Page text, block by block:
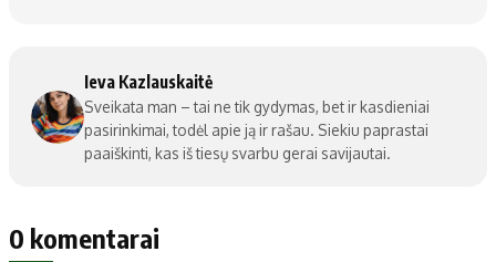
Ieva Kazlauskaitė
Sveikata man – tai ne tik gydymas, bet ir kasdieniai
pasirinkimai, todėl apie ją ir rašau. Siekiu paprastai
paaiškinti, kas iš tiesų svarbu gerai savijautai.
0 komentarai